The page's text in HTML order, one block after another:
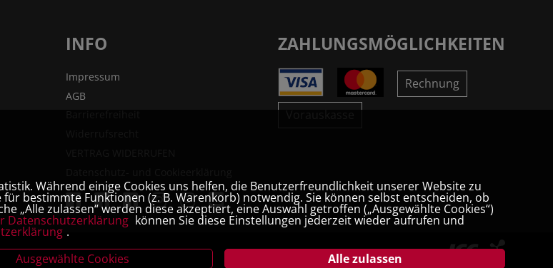
INFO
Impressum
AGB
ZAHLUNGSMÖGLICHKEITEN
Rechnung
Während einige Cookies uns helfen, die Benutzerfreundlichkeit unserer Website zu
bestimmte Funktionen (z. B. Warenkorb) notwendig. Sie können selbst entscheiden, ob
„Alle zulassen“ werden diese akzeptiert, eine Auswahl getroffen („Ausgewählte Cookies“)
Datenschutzerklärung können Sie diese Einstellungen jederzeit wieder aufrufen und
.
Ausgewählte Cookies Alle zulassen